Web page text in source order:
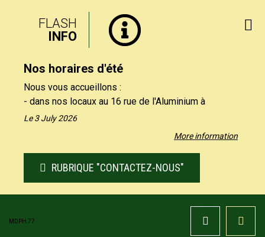
FLASH
INFO
Nos horaires d'été
More information
Nous vous accueillons :
- dans nos locaux au 16 rue de l'Aluminium à
Savigny-le-Temple uniquement le matin, du lundi au
- par téléphone au 01 64 19 11 40 uniquement
vendredi de 13h30 à 16h.
disposition sur notre site, rubrique "Contactez-nous".
Le 3 July 2026
RUBRIQUE "CONTACTEZ-NOUS"
MDPH 77